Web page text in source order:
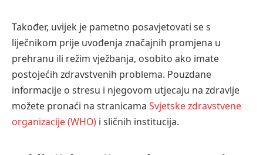
Također, uvijek je pametno posavjetovati se s
liječnikom prije uvođenja značajnih promjena u
prehranu ili režim vježbanja, osobito ako imate
postojećih zdravstvenih problema. Pouzdane
informacije o stresu i njegovom utjecaju na zdravlje
možete pronaći na stranicama Svjetske zdravstvene
organizacije (WHO) i sličnih institucija.